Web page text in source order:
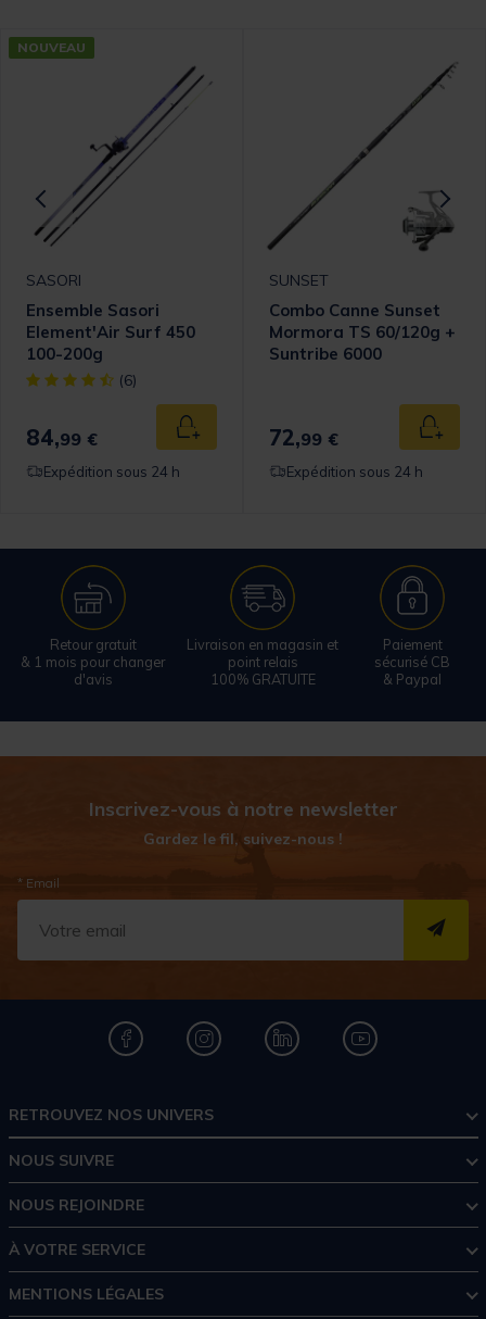
Rating
panier
NOUVEAU
SASORI
Ensemble Sasori
Element'Air Surf 450
100-200g
[object Object] out of 5 Customer Rating
(6)
84,99 € Ajouter au panier
Expédition sous 24 h
SUNSET
Combo Canne Sunset
Mormora TS 60/120g +
Suntribe 6000
72,99 €
Expédition sous 24 h
Retour gratuit
& 1 mois pour changer
d'avis
Livraison en magasin et
point relais
100% GRATUITE
Paiement
sécurisé CB
& Paypal
Inscrivez-vous à notre newsletter
Gardez le fil, suivez-nous !
* Email
RETROUVEZ NOS UNIVERS
NOUS SUIVRE
NOUS REJOINDRE
À VOTRE SERVICE
MENTIONS LÉGALES